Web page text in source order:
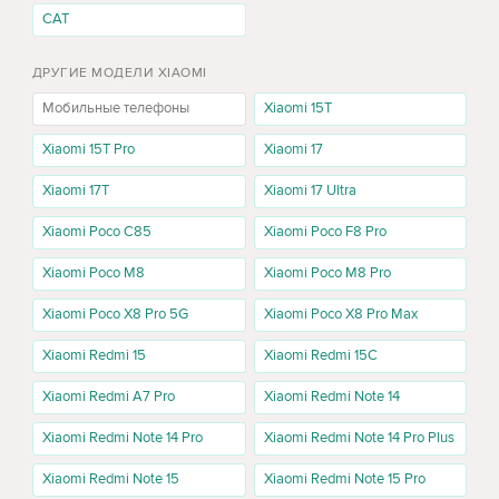
загрузки файлов, видеозвонков и онлайн-сервисов.
флагманским объёмом памяти и конфигурацией с большим
запасом для файлов, фото, видео и приложений.
Poco F8 Ultra 12/256GB и 16/512GB
Poco F8 Ultra 12/256GBподойдёт тем, кому нужен быстрый
флагманский смартфон для игр, приложений, фото, видео,
общения, навигации и мультимедиа. Эта версия подходит для
пользователей, которые хотят мощное устройство, но не хранят
на телефоне слишком много тяжёлых файлов.
Poco F8 Ultra 16/512GBстоит выбрать, если вы хотите больше
оперативной и встроенной памяти. Такая конфигурация удобнее
для активного использования, игр, съёмки видео, хранения
фото, документов, музыки, офлайн-карт и большого количества
приложений.
Экран, звук и мультимедиа
Xiaomi Poco F8 Ultra хорошо подходит для мультимедиа: большой
OLED-экран удобен для фильмов, игр, YouTube, TikTok, чтения,
CAT
ДРУГИЕ МОДЕЛИ XIAOMI
Мобильные телефоны Xiaomi 15T
Xiaomi 15T Pro Xiaomi 17
Xiaomi 17T Xiaomi 17 Ultra
Xiaomi Poco C85 Xiaomi Poco F8 Pro
Xiaomi Poco M8 Xiaomi Poco M8 Pro
Xiaomi Poco X8 Pro 5G Xiaomi Poco X8 Pro Max
Xiaomi Redmi 15 Xiaomi Redmi 15C
Xiaomi Redmi A7 Pro Xiaomi Redmi Note 14
Xiaomi Redmi Note 14 Pro Xiaomi Redmi Note 14 Pro Plus
Xiaomi Redmi Note 15 Xiaomi Redmi Note 15 Pro